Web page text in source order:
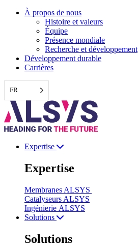
Aller
À propos de nous
Histoire et valeurs
Équipe
Présence mondiale
Recherche et développement
Développement durable
Carrières
FR
Expertise
Expertise
Membranes ALSYS
Catalyseurs ALSYS
Ingénierie ALSYS
Solutions
Solutions